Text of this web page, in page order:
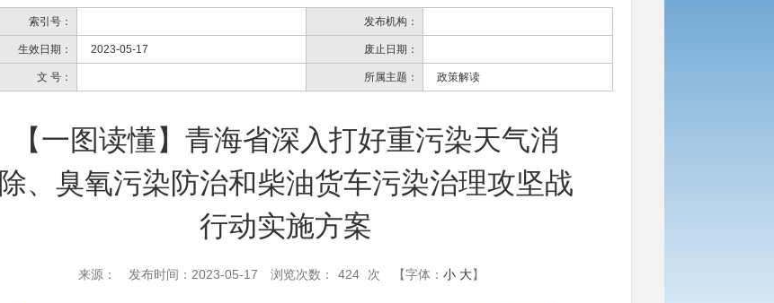
索引号： 发布机构：
生效日期： 2023-05-17 废止日期：
文 号： 所属主题： 政策解读
【一图读懂】青海省深入打好重污染天气消
除、臭氧污染防治和柴油货车污染治理攻坚战
行动实施方案
来源： 发布时间：2023-05-17 浏览次数： 424 次 【字体： 小 大】